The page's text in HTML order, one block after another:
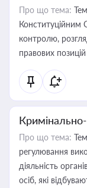
Про що тема:
Конституційним
контролю,
правових позицій
Про що тема:
регулювання
діяльність
осіб, які